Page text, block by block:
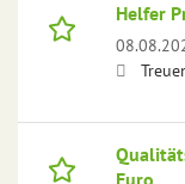
Helfer